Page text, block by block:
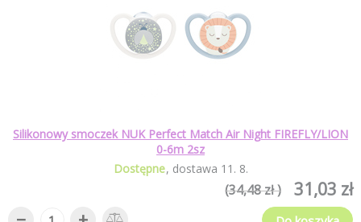
Silikonowy smoczek NUK Perfect Match Air Night FIREFLY/LION
0-6m 2sz
Dostępne dostawa 11 . 8.
31,03 zł
(34,48 zł )